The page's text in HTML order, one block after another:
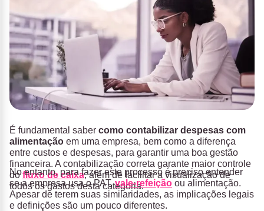
É fundamental saber como contabilizar despesas com
alimentação em uma empresa, bem como a diferença
entre custos e despesas, para garantir uma boa gestão
financeira. A contabilização correta garante maior controle
dofluxo de caixa, além de facilitar a visualização de
todos os gastos desta categoria.
No entanto, para fazer este processo é preciso entender
se a empresa usa o PAT,vale-refeição ou alimentação.
Apesar de terem suas similaridades, as implicações legais
e definições são um pouco diferentes.